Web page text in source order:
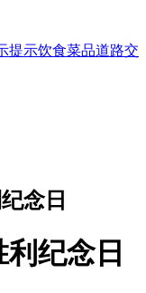
提示饮食菜品道路交
念日
纪念日